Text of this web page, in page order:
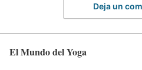
Deja un
El Mundo del Yoga